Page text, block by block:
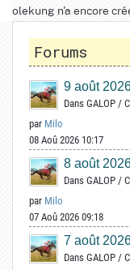
olekung n'a encore
Forums
9 août
Dans GALOP /
par Milo
08 Aoû 2026 10:17
8 août
Dans GALOP /
par Milo
07 Aoû 2026 09:18
7 août
Dans GALOP /